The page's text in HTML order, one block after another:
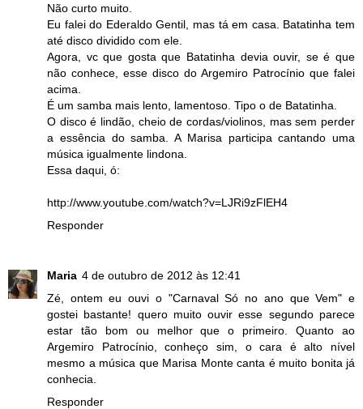
Não curto muito.
Eu falei do Ederaldo Gentil, mas tá em casa. Batatinha tem
até disco dividido com ele.
Agora, vc que gosta que Batatinha devia ouvir, se é que
não conhece, esse disco do Argemiro Patrocínio que falei
acima.
É um samba mais lento, lamentoso. Tipo o de Batatinha.
O disco é lindão, cheio de cordas/violinos, mas sem perder
a essência do samba. A Marisa participa cantando uma
música igualmente lindona.
Essa daqui, ó:
http://www.youtube.com/watch?v=LJRi9zFlEH4
Responder
Maria 4 de outubro de 2012 às 12:41
Zé, ontem eu ouvi o "Carnaval Só no ano que Vem" e
gostei bastante! quero muito ouvir esse segundo parece
estar tão bom ou melhor que o primeiro. Quanto ao
Argemiro Patrocínio, conheço sim, o cara é alto nível
mesmo a música que Marisa Monte canta é muito bonita já
conhecia.
Responder